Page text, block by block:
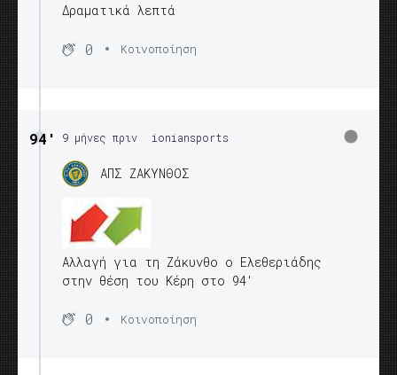
Δραματικά λεπτά
0 Κοινοποίηση
94′ 9 μήνες πριν ioniansports
ΑΠΣ ΖΑΚΥΝΘΟΣ
Αλλαγή για τη Ζάκυνθο ο Ελεθεριάδης
στην θέση του Κέρη στο 94'
0 Κοινοποίηση